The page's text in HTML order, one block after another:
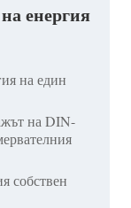
енергия
на един
на DIN-
собствен